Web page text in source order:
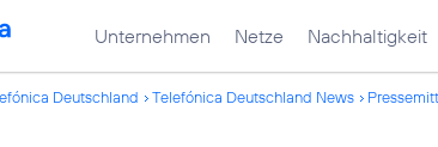
Unternehmen Netze Nachhaltigkeit
Deutschland Telefónica Deutschland News